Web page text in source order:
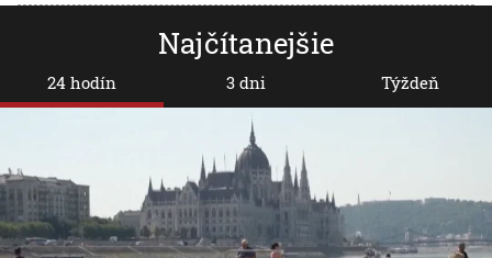
Najčítanejšie
24 hodín 3 dni Týždeň